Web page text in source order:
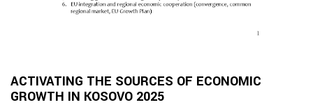
ACTIVATING THE SOURCES OF ECONOMIC
GROWTH IN KOSOVO 2025